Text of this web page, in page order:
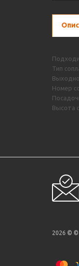
Тип
Номер
Высота
2026 © ©